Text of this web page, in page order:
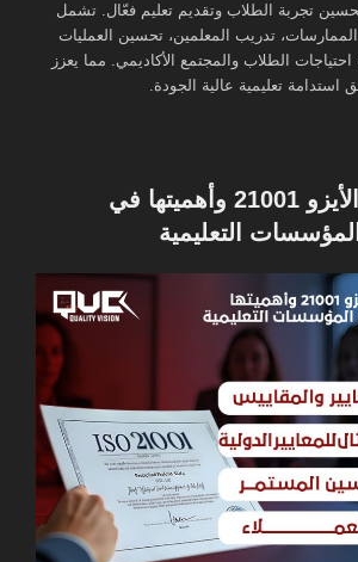
تجربة الطلاب وتقديم تعليم فعّال. تشمل
تدريب المعلمين، تحسين العمليات
احتياجات الطلاب والمجتمع الأكاديمي. مما يعزز
تعليمية عالية الجودة.
تعريف شهادة الأيزو 21001 وأهميتها في
التعليمية